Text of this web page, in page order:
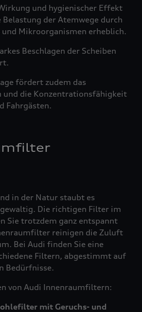
und hygienischer Effekt
der Atemwege durch
und Mikroorganismen erheblich.
Beschlagen der Scheiben
fördert zudem das
und die Konzentrationsfähigkeit
Fahrgästen.
in der Natur staubt es
Die richtigen Filter im
Sie trotzdem ganz entspannt
reinigen die Zuluft
Bei Audi finden Sie eine
Filtern, abgestimmt auf
Bedürfnisse.
von Audi Innenraumfiltern:
mit Geruchs- und